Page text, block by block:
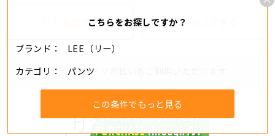
こちらをお探しですか？
ブランド
LEE（リー）
カテゴリ
パンツ
この条件でもっと見る
追加する
分割・リボ払いもご利用いただけます